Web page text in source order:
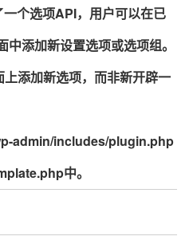
个选项API，用户可以在已
添加新设置选项或选项组。
添加新选项，而非新开辟一
admin/includes/plugin.php
中。